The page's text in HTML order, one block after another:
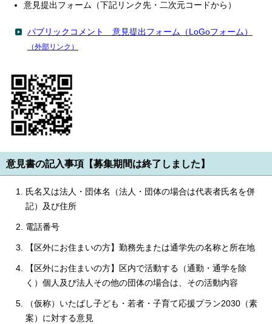
意見提出フォーム（下記リンク先・二次元コードから）
パブリックコメント 意見提出フォーム（LoGoフォーム）
（外部リンク）
意見書の記入事項【募集期間は終了しました】
氏名又は法人・団体名（法人・団体の場合は代表者氏名を併
記）及び住所
電話番号
【区外にお住まいの方】勤務先または通学先の名称と所在地
【区外にお住まいの方】区内で活動する（通勤・通学を除
く）個人及び法人その他の団体の場合は、その活動内容
（仮称）いたばし子ども・若者・子育て応援プラン2030（素
案）に対する意見